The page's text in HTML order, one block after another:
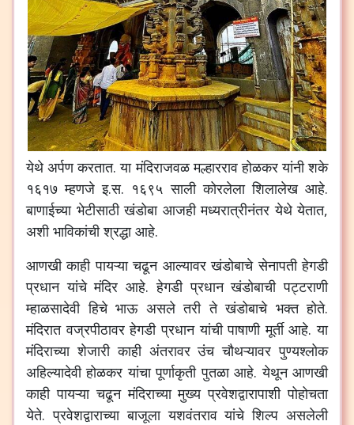
येथे अर्पण करतात. या मंदिराजवळ मल्हारराव होळकर यांनी शके
१६१७ म्हणजे इ.स. १६९५ साली कोरलेला शिलालेख आहे.
बाणाईच्या भेटीसाठी खंडोबा आजही मध्यरात्रीनंतर येथे येतात,
अशी भाविकांची श्रद्धा आहे.
आणखी काही पायऱ्या चढून आल्यावर खंडोबाचे सेनापती हेगडी
प्रधान यांचे मंदिर आहे. हेगडी प्रधान खंडोबाची पट्टराणी
म्हाळसादेवी हिचे भाऊ असले तरी ते खंडोबाचे भक्त होते.
मंदिरात वज्रपीठावर हेगडी प्रधान यांची पाषाणी मूर्ती आहे. या
मंदिराच्या शेजारी काही अंतरावर उंच चौथऱ्यावर पुण्यश्लोक
अहिल्यादेवी होळकर यांचा पूर्णाकृती पुतळा आहे. येथून आणखी
काही पायऱ्या चढून मंदिराच्या मुख्य प्रवेशद्वारापाशी पोहोचता
येते. प्रवेशद्वाराच्या बाजूला यशवंतराव यांचे शिल्प असलेली